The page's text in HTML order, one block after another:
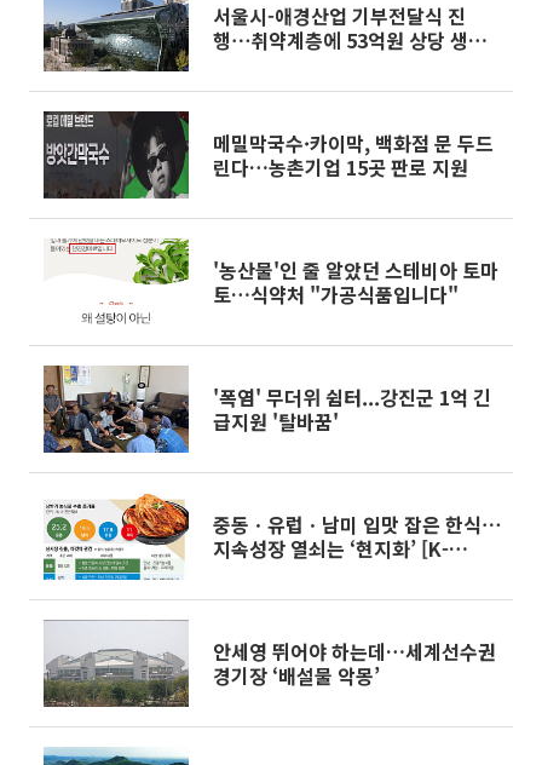
서울시-애경산업 기부전달식 진
행⋯취약계층에 53억원 상당 생활
메밀막국수·카이막, 백화점 문 두드
린다…농촌기업 15곳 판로 지원
'농산물'인 줄 알았던 스테비아 토마
토…식약처 "가공식품입니다"
'폭염' 무더위 쉼터...강진군 1억 긴
급지원 '탈바꿈'
중동ㆍ유럽ㆍ남미 입맛 잡은 한식⋯
지속성장 열쇠는 ‘현지화’ [K-
안세영 뛰어야 하는데…세계선수권
경기장 ‘배설물 악몽’